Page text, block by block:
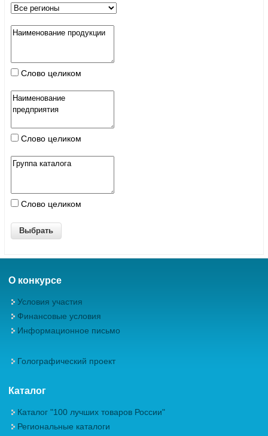
Слово целиком
Слово целиком
Слово целиком
О конкурсе
Условия участия
Финансовые условия
Информационное письмо
Голографический проект
Каталог
Каталог "100 лучших товаров России"
Региональные каталоги